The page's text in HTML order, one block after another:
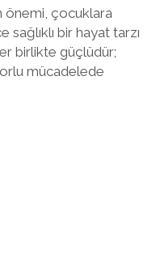
önemi, çocuklara
bir hayat tarzı
birlikte güçlüdür;
mücadelede